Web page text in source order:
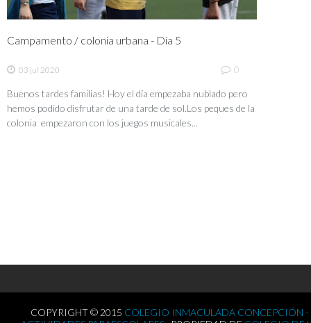
Campamento / colonia urbana - Día 5
03 jul 2020 0
Buenos tardes familias! Hoy el día empezaba nublado pero
hemos podido disfrutar de una tarde de sol.Los peques de la
colonia empezaron con los juegos musicales...
COPYRIGHT © 2015 COLEGIO INMACULADA CONCEPCIÓN -